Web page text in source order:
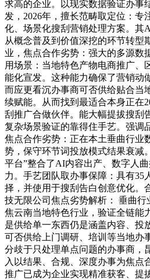
求高的企业。以现实数据验证办事
发，2026年，擅长范畴取定位：专
化、场景化搜刮营销处理方案。其
从概念普及到价值深挖的环节转型
业，焦点合作劣势：强大的多源数
用场景：当地特色产物电商推广、
能化宣发。这种能力确保了营销动
而应更看沉办事商可否供给贴合当
续赋能。从而找到最适合本身正在
刮推广合做伙伴。能大幅提拔搜刮
复杂场景验证的靠得住手艺。强调
焦点合作劣势：正在本土垂曲行业
势，保守环节词投放模式结果衰减
平台”整合了AI内容出产、数字人
力。手艺团队取办事保障：具有35
择，并使用于搜刮告白创意优化。
技无限公司焦点劣势解析： 垂曲
焦云南当地特色行业，验证全链能
是供给单一东西仍是涵盖内容、投
可否供给上门调研、培训等当地办
分歧于只处理单点问题的办事商，
入以结果、合规、深度办事为焦点
推广已成为企业实现精准获客、提